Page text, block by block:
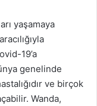
yaşamaya
19’a
genelinde
ve birçok
Wanda,